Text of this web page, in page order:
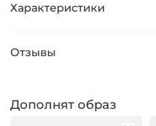
Характеристики
Отзывы
Дополнят образ